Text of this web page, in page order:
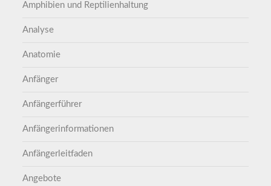
Amphibien und Reptilienhaltung
Analyse
Anatomie
Anfänger
Anfängerführer
Anfängerinformationen
Anfängerleitfaden
Angebote